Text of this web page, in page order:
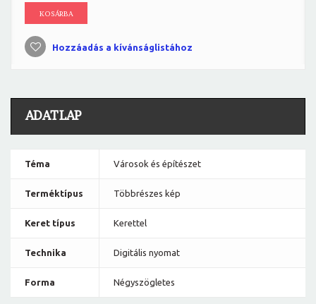
KOSÁRBA
Hozzáadás a kívánságlistához
ADATLAP
Téma Városok és építészet
Terméktípus Többrészes kép
Keret típus Kerettel
Technika Digitális nyomat
Forma Négyszögletes